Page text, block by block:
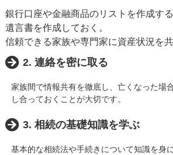
銀行口座や金融商品のリストを作成する
遺言書を作成しておく。
信頼できる家族や専門家に資産状況を共
2. 連絡を密に取る
家族間で情報共有を徹底し、亡くなった場
し合っておくことが大切です。
3. 相続の基礎知識を学ぶ
基本的な相続法や手続きについて知識を身